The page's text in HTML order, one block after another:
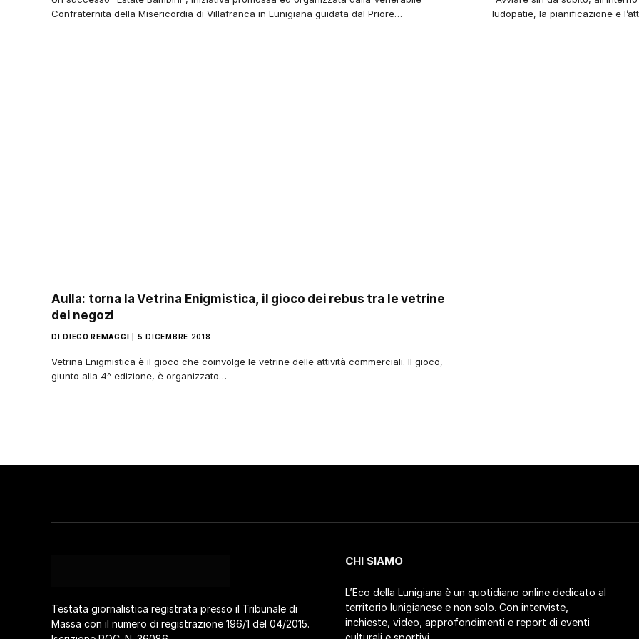
Confraternita della Misericordia di Villafranca in Lunigiana guidata dal Priore…
ludopatie, la pianificazione e
Aulla: torna la Vetrina Enigmistica, il gioco dei rebus tra le vetrine
dei negozi
DI DIEGO REMAGGI 5 DICEMBRE 2018
Vetrina Enigmistica è il gioco che coinvolge le vetrine delle attività commerciali. Il gioco,
giunto alla 4^ edizione, è organizzato…
Testata giornalistica registrata presso il Tribunale di
Massa con il numero di registrazione 196/1 del 04/2015.
CHI SIAMO
L’Eco della Lunigiana è un quotidiano online dedicato al
territorio lunigianese e non solo. Con interviste,
inchieste, video, approfondimenti e report di eventi